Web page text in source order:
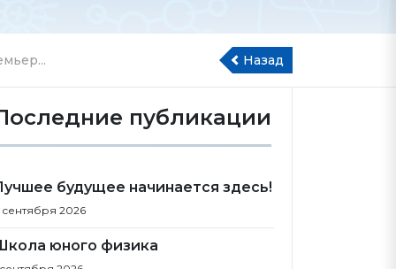
Назад
публикации
будущее начинается здесь!
сентября 2026
юного физика